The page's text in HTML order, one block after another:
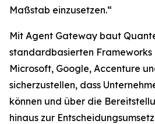
Maßstab einzusetzen.“
Mit Agent Gateway baut
standardbasierten Frameworks
Microsoft, Google, Accenture
sicherzustellen, dass
können und über die
hinaus zur